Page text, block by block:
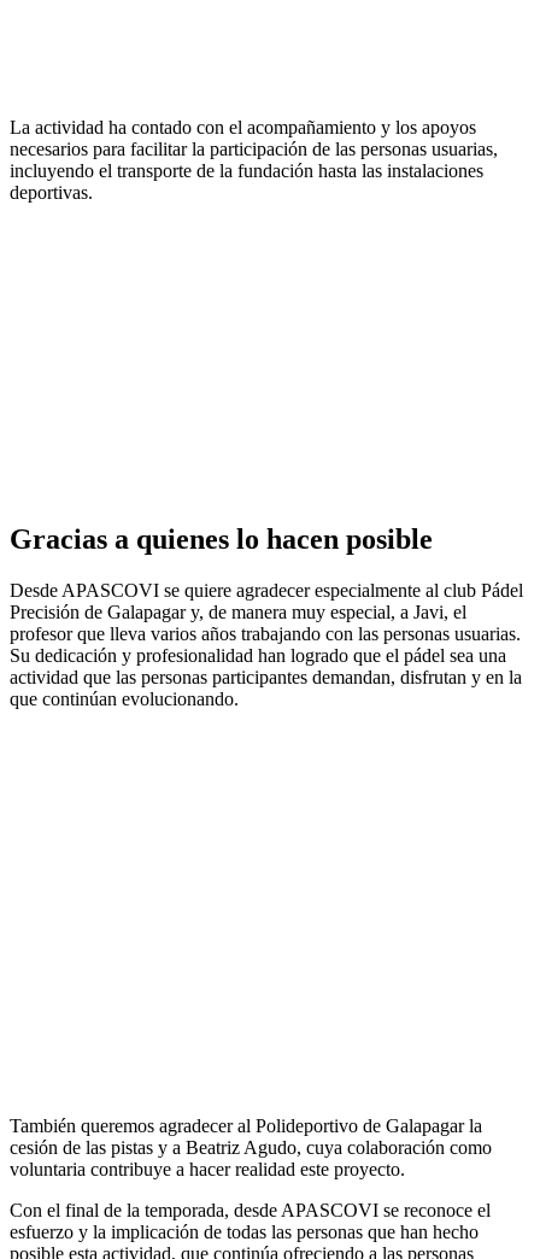
La actividad ha contado con el acompañamiento y los apoyos
necesarios para facilitar la participación de las personas usuarias,
incluyendo el transporte de la fundación hasta las instalaciones
deportivas.
Gracias a quienes lo hacen posible
Desde APASCOVI se quiere agradecer especialmente al club Pádel
Precisión de Galapagar y, de manera muy especial, a Javi, el
profesor que lleva varios años trabajando con las personas usuarias.
Su dedicación y profesionalidad han logrado que el pádel sea una
actividad que las personas participantes demandan, disfrutan y en la
que continúan evolucionando.
También queremos agradecer al Polideportivo de Galapagar la
cesión de las pistas y a Beatriz Agudo, cuya colaboración como
voluntaria contribuye a hacer realidad este proyecto.
Con el final de la temporada, desde APASCOVI se reconoce el
esfuerzo y la implicación de todas las personas que han hecho
posible esta actividad, que continúa ofreciendo a las personas